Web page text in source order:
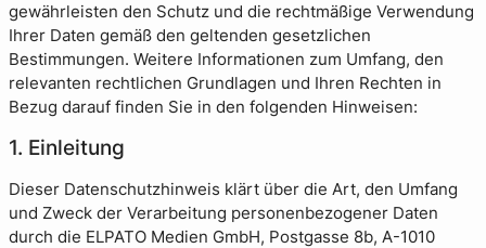
gewährleisten den Schutz und die rechtmäßige Verwendung
Ihrer Daten gemäß den geltenden gesetzlichen
Bestimmungen. Weitere Informationen zum Umfang, den
relevanten rechtlichen Grundlagen und Ihren Rechten in
Bezug darauf finden Sie in den folgenden Hinweisen:
1. Einleitung
Dieser Datenschutzhinweis klärt über die Art, den Umfang
und Zweck der Verarbeitung personenbezogener Daten
durch die ELPATO Medien GmbH, Postgasse 8b, A-1010